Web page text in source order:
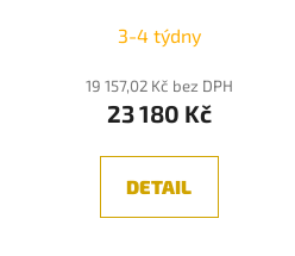
3-4 týdny
19 157,02 Kč bez DPH
23 180 Kč
DETAIL